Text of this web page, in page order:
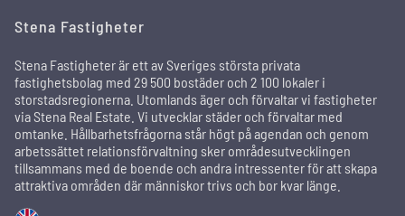
Stena Fastigheter
Stena Fastigheter är ett av Sveriges största privata
fastighetsbolag med 29 500 bostäder och 2 100 lokaler i
storstadsregionerna. Utomlands äger och förvaltar vi fastigheter
via Stena Real Estate. Vi utvecklar städer och förvaltar med
omtanke. Hållbarhetsfrågorna står högt på agendan och genom
arbetssättet relationsförvaltning sker områdesutvecklingen
tillsammans med de boende och andra intressenter för att skapa
attraktiva områden där människor trivs och bor kvar länge.